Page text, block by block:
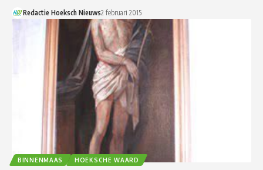
Redactie Hoeksch Nieuws2 februari 2015
BINNENMAAS HOEKSCHE WAARD